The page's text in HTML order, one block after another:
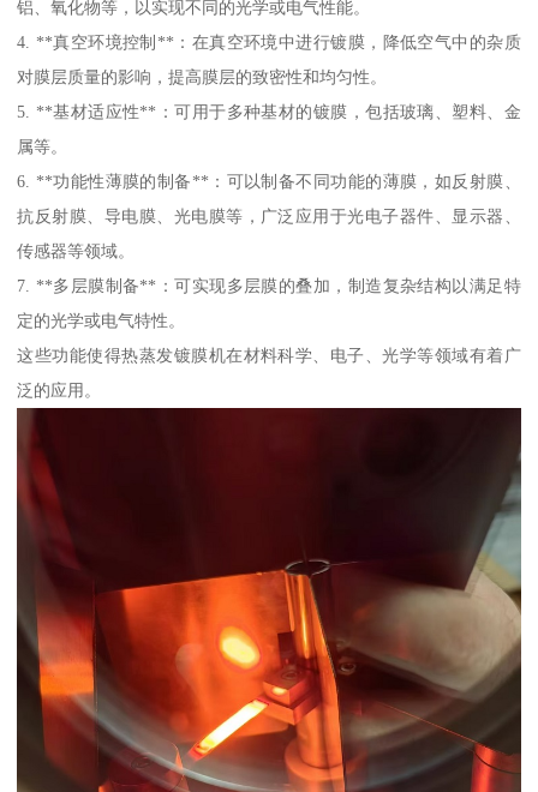
铝、氧化物等，以实现不同的光学或电气性能。
4. **真空环境控制**：在真空环境中进行镀膜，降低空气中的杂质
对膜层质量的影响，提高膜层的致密性和均匀性。
5. **基材适应性**：可用于多种基材的镀膜，包括玻璃、塑料、金
属等。
6. **功能性薄膜的制备**：可以制备不同功能的薄膜，如反射膜、
抗反射膜、导电膜、光电膜等，广泛应用于光电子器件、显示器、
传感器等领域。
7. **多层膜制备**：可实现多层膜的叠加，制造复杂结构以满足特
定的光学或电气特性。
这些功能使得热蒸发镀膜机在材料科学、电子、光学等领域有着广
泛的应用。